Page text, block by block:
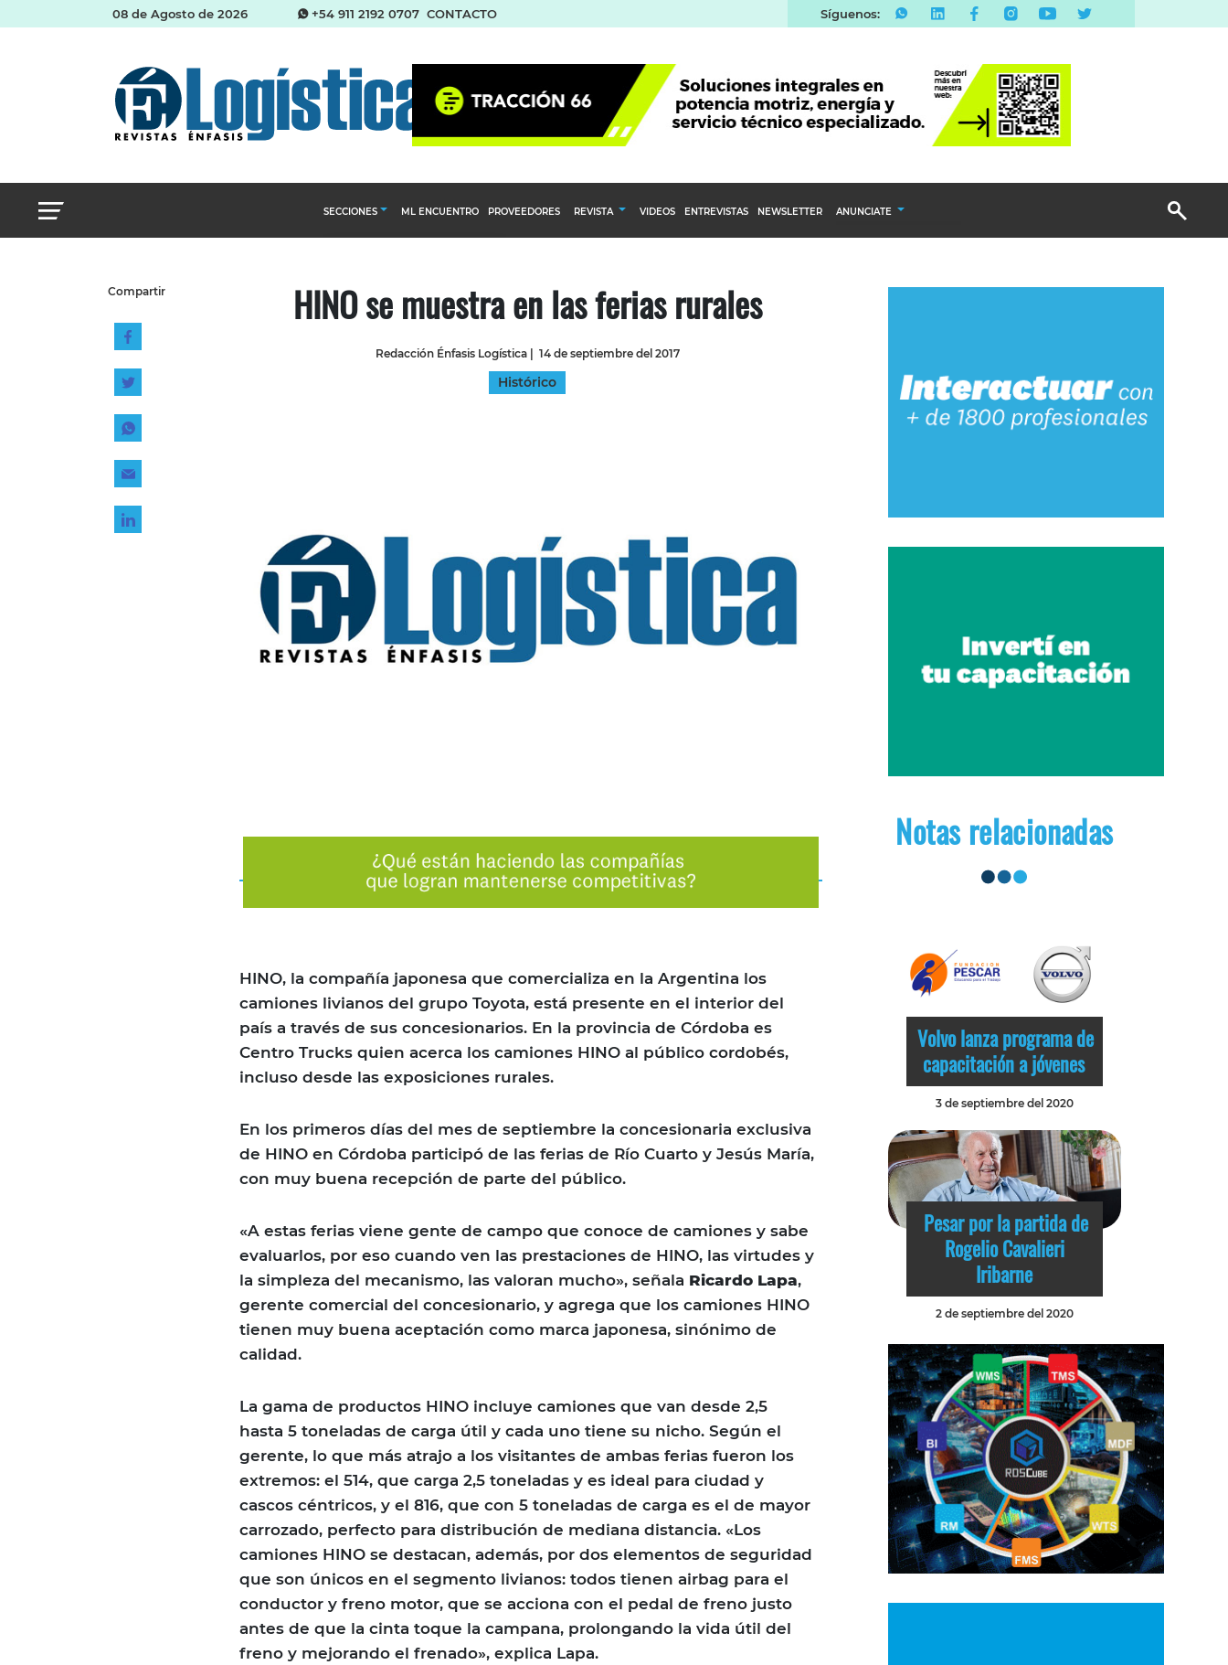
08 de Agosto de 2026 +54 911 2192 0707 CONTACTO Síguenos:
SECCIONES
Almacenes e inventarios
Logística y distribución
ML ENCUENTRO PROVEEDORES REVISTA VIDEOS ENTREVISTAS NEWSLETTER ANUNCIATE
Email Marketing
Compartir HINO se muestra en las ferias rurales
Redacción Énfasis Logística| 14 de septiembre del 2017
Histórico
HINO, la compañía japonesa que comercializa en la Argentina los
camiones livianos del grupo Toyota, está presente en el interior del
país a través de sus concesionarios. En la provincia de Córdoba es
Centro Trucks quien acerca los camiones HINO al público cordobés,
incluso desde las exposiciones rurales.
En los primeros días del mes de septiembre la concesionaria exclusiva
de HINO en Córdoba participó de las ferias de Río Cuarto y Jesús María,
con muy buena recepción de parte del público.
«A estas ferias viene gente de campo que conoce de camiones y sabe
evaluarlos, por eso cuando ven las prestaciones de HINO, las virtudes y
la simpleza del mecanismo, las valoran mucho», señala Ricardo Lapa,
gerente comercial del concesionario, y agrega que los camiones HINO
tienen muy buena aceptación como marca japonesa, sinónimo de
calidad.
La gama de productos HINO incluye camiones que van desde 2,5
hasta 5 toneladas de carga útil y cada uno tiene su nicho. Según el
gerente, lo que más atrajo a los visitantes de ambas ferias fueron los
extremos: el 514, que carga 2,5 toneladas y es ideal para ciudad y
cascos céntricos, y el 816, que con 5 toneladas de carga es el de mayor
carrozado, perfecto para distribución de mediana distancia. «Los
camiones HINO se destacan, además, por dos elementos de seguridad
que son únicos en el segmento livianos: todos tienen airbag para el
conductor y freno motor, que se acciona con el pedal de freno justo
antes de que la cinta toque la campana, prolongando la vida útil del
freno y mejorando el frenado», explica Lapa.
Notas relacionadas
Volvo lanza programa de
capacitación a jóvenes
3 de septiembre del 2020
Pesar por la partida de
Rogelio Cavalieri
Iribarne
2 de septiembre del 2020